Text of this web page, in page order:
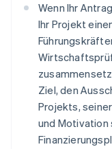
Wenn Ihr
Ihr Projekt
Ziel, den
Projekts,
und Motivation